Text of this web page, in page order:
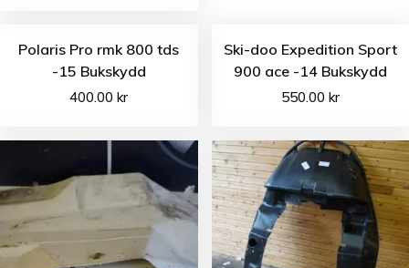
Polaris Pro rmk 800 tds
-15 Bukskydd
400.00kr
Ski-doo Expedition Sport
900 ace -14 Bukskydd
550.00 kr